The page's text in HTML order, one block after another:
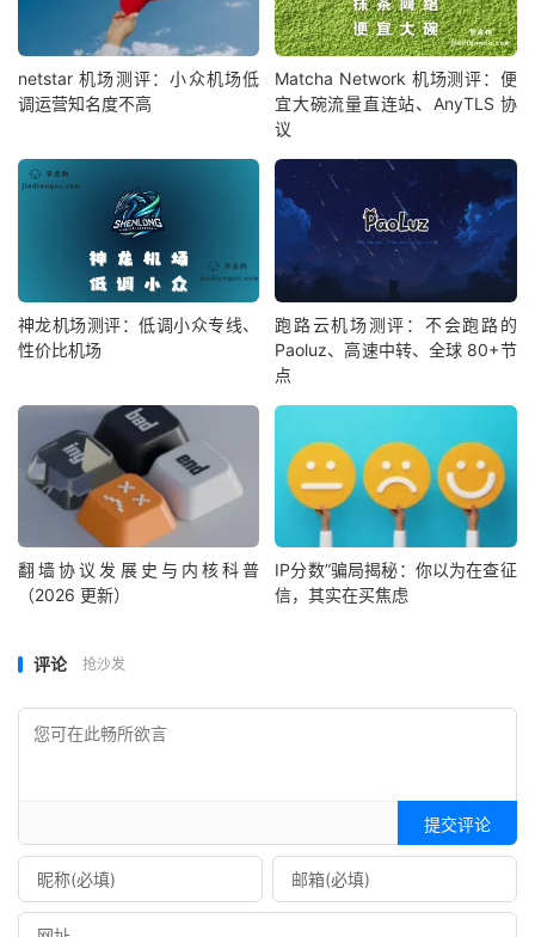
netstar 机场测评：小众机场低
调运营知名度不高
Matcha Network 机场测评：便
宜大碗流量直连站、AnyTLS 协
议
神龙机场测评：低调小众专线、
性价比机场
跑路云机场测评：不会跑路的
Paoluz、高速中转、全球 80+节
点
翻墙协议发展史与内核科普
（2026 更新）
IP分数”骗局揭秘：你以为在查征
信，其实在买焦虑
评论 抢沙发
提交评论